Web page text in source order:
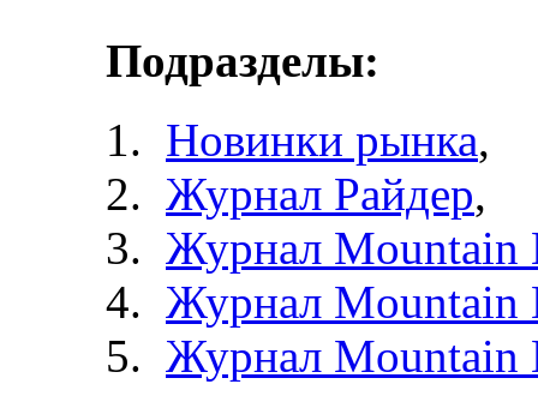
Подразделы:
Новинки рынка,
Журнал Райдер,
Журнал Mountain
Журнал Mountain
Журнал Mountain